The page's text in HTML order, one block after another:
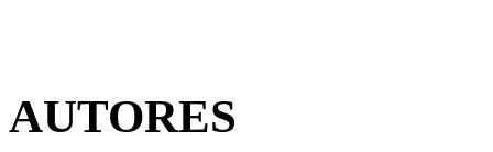
AUTORES